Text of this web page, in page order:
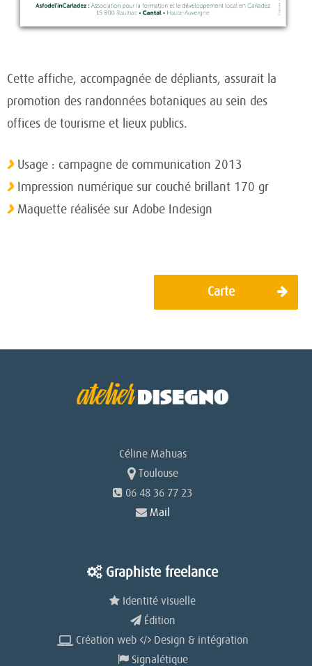
Cette affiche, accompagnée de dépliants, assurait la
promotion des randonnées botaniques au sein des
offices de tourisme et lieux publics.
Usage : campagne de communication 2013
Impression numérique sur couché brillant 170 gr
Maquette réalisée sur Adobe Indesign
l’article
Carte
Céline Mahuas
Toulouse
06 48 36 77 23
Mail
Graphiste freelance
Identité visuelle
Édition
Création web
Design & intégration
Signalétique